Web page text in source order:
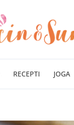
RECEPTI JOGA